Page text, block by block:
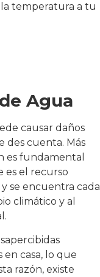
temperatura a tu
Agua
causar daños
des cuenta. Más
es fundamental
es el recurso
se encuentra cada
climático y al
casa, lo que
razón, existe